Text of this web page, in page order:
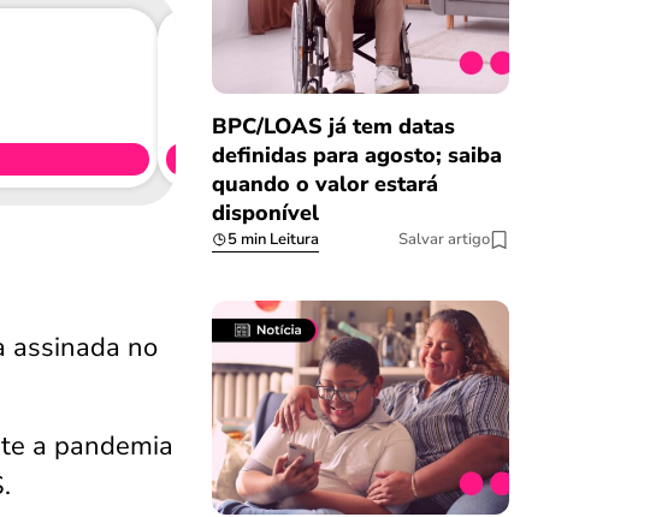
assinada no
a pandemia
BPC/LOAS já tem datas
definidas para agosto; saiba
quando o valor estará
disponível
5 min Leitura Salvar artigo